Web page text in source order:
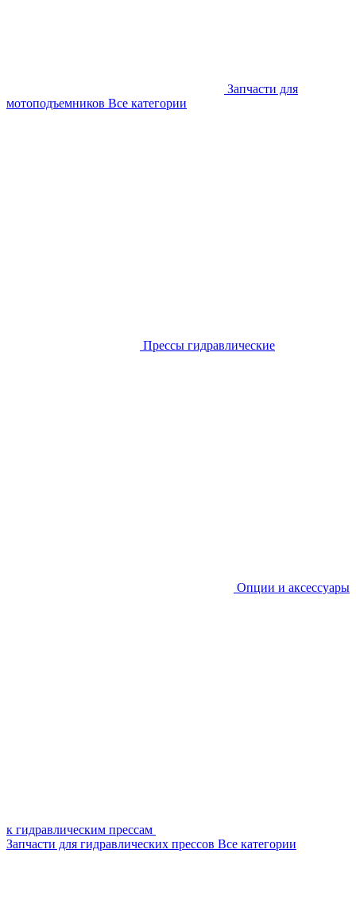
Запчасти для
мотоподъемников Все категории
Прессы гидравлические
Опции и аксессуары
к гидравлическим прессам
Запчасти для гидравлических прессов Все категории